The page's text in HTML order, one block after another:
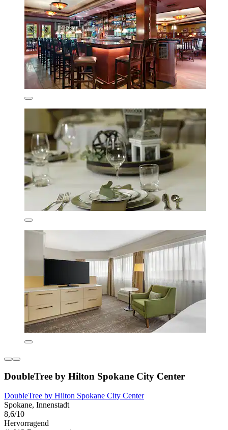
DoubleTree by Hilton Spokane City Center
DoubleTree by Hilton Spokane City Center
Spokane, Innenstadt
8,6/10
Hervorragend